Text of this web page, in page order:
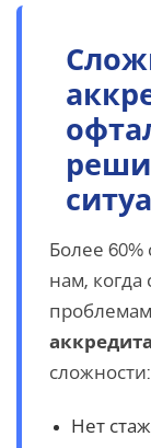
Более
нам, когда
сложности:
Нет